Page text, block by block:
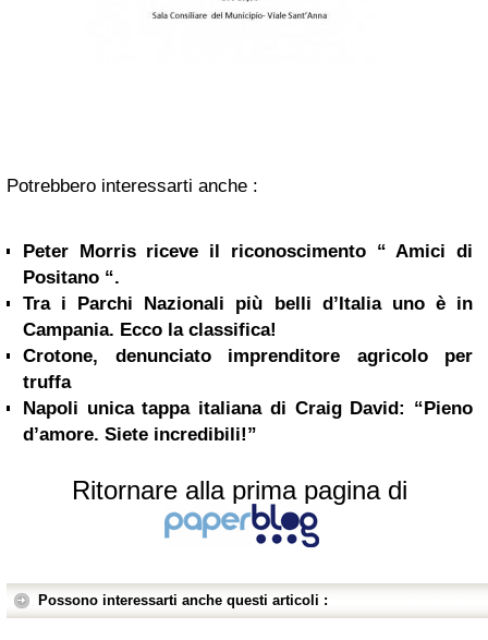
Potrebbero interessarti anche :
Peter Morris riceve il riconoscimento “ Amici di
Positano “.
Tra i Parchi Nazionali più belli d’Italia uno è in
Campania. Ecco la classifica!
Crotone, denunciato imprenditore agricolo per
truffa
Napoli unica tappa italiana di Craig David: “Pieno
d’amore. Siete incredibili!”
Ritornare alla prima pagina di
Possono interessarti anche questi articoli :